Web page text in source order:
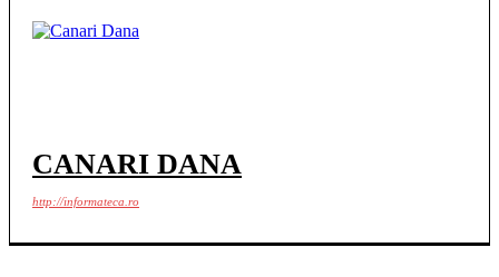
CANARI DANA
http://informateca.ro